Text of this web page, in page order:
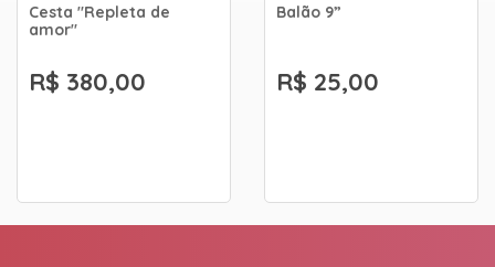
Cesta "Repleta de
amor"
R$ 380,00
Balão 9”
R$ 25,00